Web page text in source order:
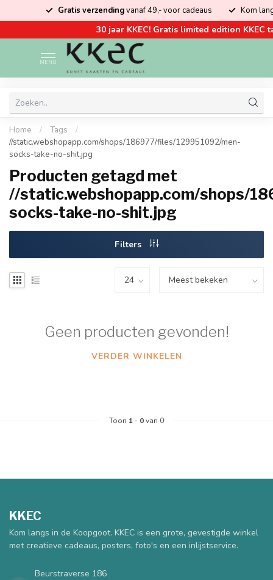
Gratis verzendingvanaf 49,- voor cadeaus Kom
30 jaar KKEC! Gratis limited edition KKEC
MENU
Home / Tags
/
//static.webshopapp.com/shops/186977/files/129951092/men-
socks-take-no-shit.jpg
Producten getagd met
//static.webshopapp.com/shops/
socks-take-no-shit.jpg
Filters
Geen producten gevonden!
VERDER WINKELEN
Toon 1 - 0van 0
KKEC
Kom langs in de Koopgoot. KKEC is een grote, gevestigde winkel
met creatieve cadeaus, posters, foto's en een inlijstservice.
Beurstraverse 186